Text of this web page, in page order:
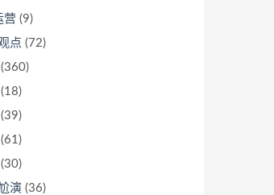
营 (9)
点 (72)
(360)
(18)
(39)
(61)
(30)
演 (36)